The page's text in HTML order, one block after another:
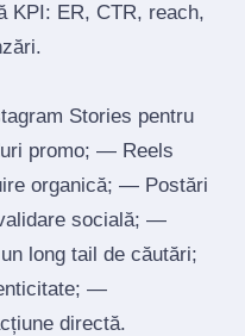
KPI: ER, CTR, reach,
Stories pentru
promo; — Reels
organică; — Postări
socială; —
long tail de căutări;
—
directă.